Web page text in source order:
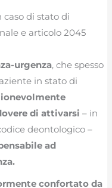
di stato di
e articolo 2045
urgenza, che spesso
in stato di
di attivarsi – in
deontologico –
ad
confortato da